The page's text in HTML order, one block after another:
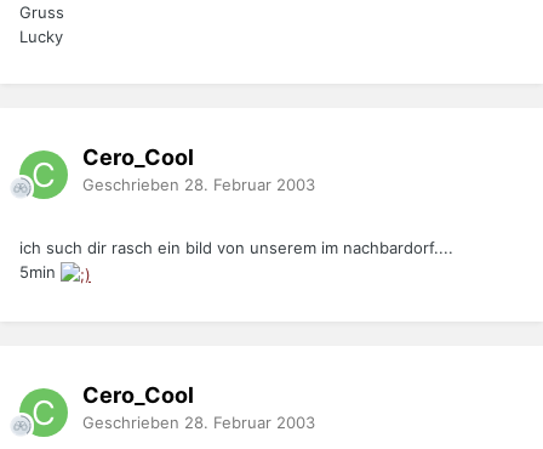
Gruss
Lucky
Cero_Cool
Geschrieben 28. Februar 2003
ich such dir rasch ein bild von unserem im nachbardorf....
5min
Cero_Cool
Geschrieben 28. Februar 2003